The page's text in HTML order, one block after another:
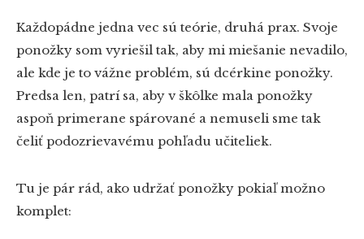
Každopádne jedna vec sú teórie, druhá prax. Svoje
ponožky som vyriešil tak, aby mi miešanie nevadilo,
ale kde je to vážne problém, sú dcérkine ponožky.
Predsa len, patrí sa, aby v škôlke mala ponožky
aspoň primerane spárované a nemuseli sme tak
čeliť podozrievavému pohľadu učiteliek.
Tu je pár rád, ako udržať ponožky pokiaľ možno
komplet: